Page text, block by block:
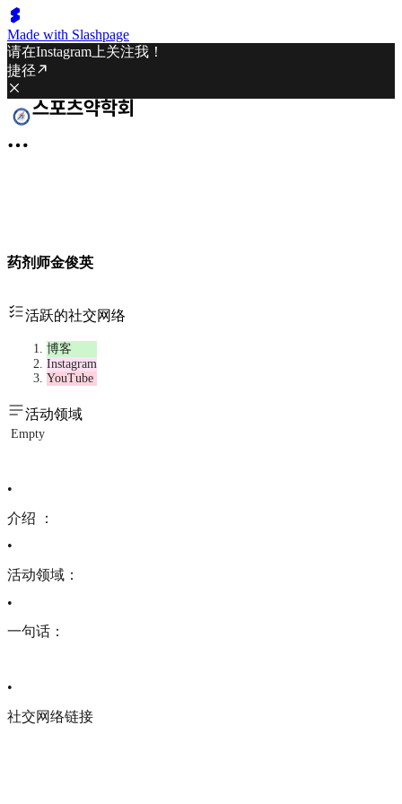
Made with Slashpage
请在Instagram上关注我！
捷径
药剂师金俊英
活跃的社交网络
博客
Instagram
YouTube
活动领域
Empty
•
介绍 ：
•
活动领域：
•
一句话：
•
社交网络链接